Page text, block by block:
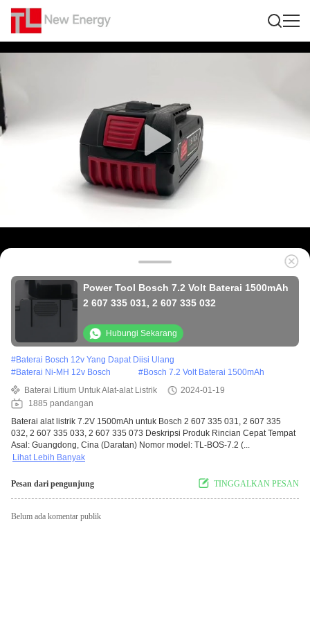
Power Tool Bosch 7.2 Volt Baterai 1500mAh
2 607 335 031, 2 607 335 032
Hubungi Sekarang
#Baterai Bosch 12v Yang Dapat Diisi Ulang
#Baterai Ni-MH 12v Bosch #Bosch 7.2 Volt Baterai 1500mAh
Baterai Litium Untuk Alat-alat Listrik
2024-01-19
1885 pandangan
Baterai alat listrik 7.2V 1500mAh untuk Bosch 2 607 335 031, 2 607 335
032, 2 607 335 033, 2 607 335 073 Deskripsi Produk Rincian Cepat Tempat
Asal: Guangdong, Cina (Daratan) Nomor model: TL-BOS-7.2 (...
Lihat Lebih Banyak
Pesan dari pengunjung TINGGALKAN PESAN
Belum ada komentar publik